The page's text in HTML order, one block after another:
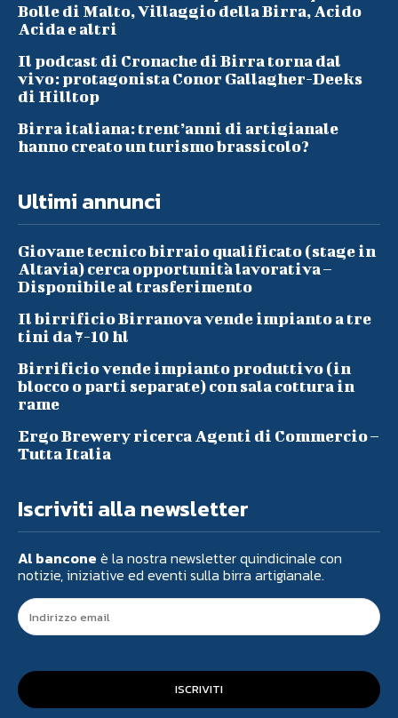
Bolle di Malto, Villaggio della Birra, Acido
Acida e altri
Il podcast di Cronache di Birra torna dal
vivo: protagonista Conor Gallagher-Deeks
di Hilltop
Birra italiana: trent’anni di artigianale
hanno creato un turismo brassicolo?
Ultimi annunci
Giovane tecnico birraio qualificato (stage in
Altavia) cerca opportunità lavorativa –
Disponibile al trasferimento
Il birrificio Birranova vende impianto a tre
tini da 7-10 hl
Birrificio vende impianto produttivo (in
blocco o parti separate) con sala cottura in
rame
Ergo Brewery ricerca Agenti di Commercio –
Tutta Italia
Iscriviti alla newsletter
Al bancone è la nostra newsletter quindicinale con
notizie, iniziative ed eventi sulla birra artigianale.
ISCRIVITI